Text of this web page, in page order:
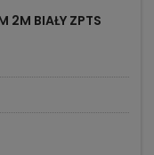
2M BIAŁY ZPTS